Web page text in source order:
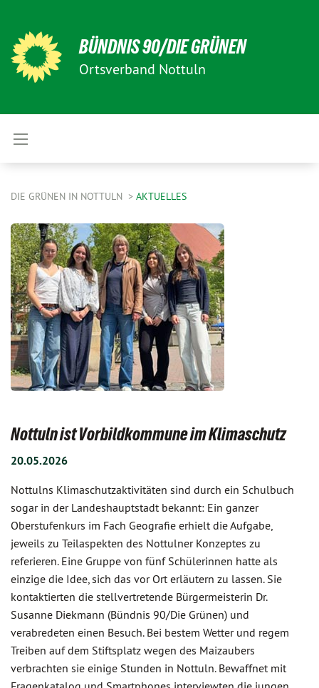
BÜNDNIS 90/DIE GRÜNEN
Ortsverband Nottuln
DIE GRÜNEN IN NOTTULN AKTUELLES
Nottuln ist Vorbildkommune im Klimaschutz
20.05.2026
Nottulns Klimaschutzaktivitäten sind durch ein Schulbuch
sogar in der Landeshauptstadt bekannt: Ein ganzer
Oberstufenkurs im Fach Geografie erhielt die Aufgabe,
jeweils zu Teilaspekten des Nottulner Konzeptes zu
referieren. Eine Gruppe von fünf Schülerinnen hatte als
einzige die Idee, sich das vor Ort erläutern zu lassen. Sie
kontaktierten die stellvertretende Bürgermeisterin Dr.
Susanne Diekmann (Bündnis 90/Die Grünen) und
verabredeten einen Besuch. Bei bestem Wetter und regem
Treiben auf dem Stiftsplatz wegen des Maizaubers
verbrachten sie einige Stunden in Nottuln. Bewaffnet mit